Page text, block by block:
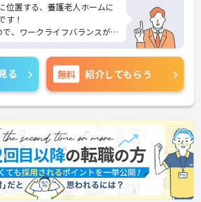
位置する、養護老人ホームに
す！
、ワークライフバランスが
為、生活面の負担を軽減し、
いただけます♪
可能なので通勤らくらくです
面接対策ポイントなど、さら
ますのでお気軽にご相談くだ
る 無料 紹介してもらう